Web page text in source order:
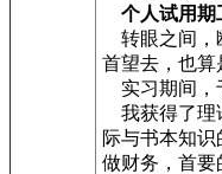
个人试用期
转眼之间，
首望去，也算
实习期间，
我获得了理
际与书本知识
做财务，首要